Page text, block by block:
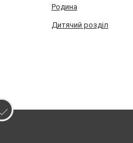
Родина
Дитячий розділ